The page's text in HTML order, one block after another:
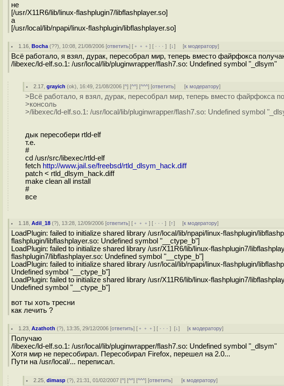
не
[/usr/X11R6/lib/linux-flashplugin7/libflashplayer.so]
а
[/usr/local/lib/npapi/linux-flashplugin/libflashplayer.so]
1.16 ,Bocha (??), 10:08, 21/08/2006 [ответить] [ ﹢﹢﹢] [ · · ·][↓] [к модератору]
Всё работало, я взял, дурак, пересобрал мир, теперь вместо файрфокса
/libexec/ld-elf.so.1: /usr/local/lib/pluginwrapper/flash7.so: Undefined symbol "_dlsym"
2.17 ,grayich (ok), 16:49, 21/08/2006 [^] [^^] [^^^] [ответить] [к модератору]
>Всё работало, я взял, дурак, пересобрал мир, теперь вместо файрфокса
>консоль
>/libexec/ld-elf.so.1: /usr/local/lib/pluginwrapper/flash7.so: Undefined symbol
дык пересобери rtld-elf
т.е.
#
cd /usr/src/libexec/rtld-elf
fetch http://www.jail.se/freebsd/rtld_dlsym_hack.diff
patch < rtld_dlsym_hack.diff
make clean all install
#
все
1.18 ,Adil_18 (?), 13:28, 12/09/2006 [ответить] [ ﹢﹢﹢] [ · · ·][↑] [к модератору]
LoadPlugin: failed to initialize shared library /usr/local/lib/npapi/linux-flashplugin/
flashplugin/libflashplayer.so: Undefined symbol "__ctype_b"]
LoadPlugin: failed to initialize shared library /usr/X11R6/lib/linux-flashplugin7/
flashplugin7/libflashplayer.so: Undefined symbol "__ctype_b"]
LoadPlugin: failed to initialize shared library /usr/local/lib/npapi/linux-flashplugin/
Undefined symbol "__ctype_b"]
LoadPlugin: failed to initialize shared library /usr/X11R6/lib/linux-flashplugin7/
Undefined symbol "__ctype_b"]
вот ты хоть тресни
как лечить ?
1.23 ,Azathoth (?), 13:35, 29/12/2006 [ответить] [ ﹢﹢﹢] [ · · ·][↓] [к модератору]
Получаю
/libexec/ld-elf.so.1: /usr/local/lib/pluginwrapper/flash7.so: Undefined symbol "_dlsym"
Хотя мир не пересобирал. Пересобирал Firefox, перешел на 2.0...
Пути на /usr/local/... переписал.
2.25 ,dimasp (?), 21:31, 01/02/2007 [^] [^^] [^^^] [ответить] [к модератору]